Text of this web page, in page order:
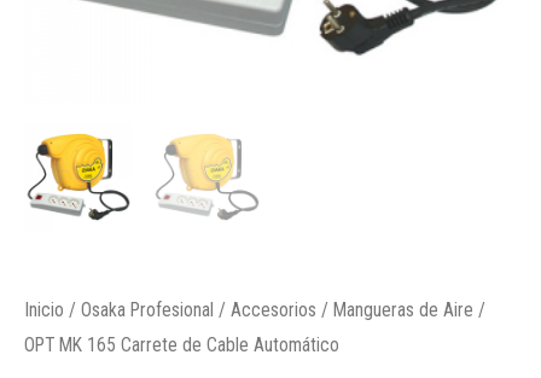
Inicio / Osaka Profesional / Accesorios / Mangueras de Aire /
OPT MK 165 Carrete de Cable Automático